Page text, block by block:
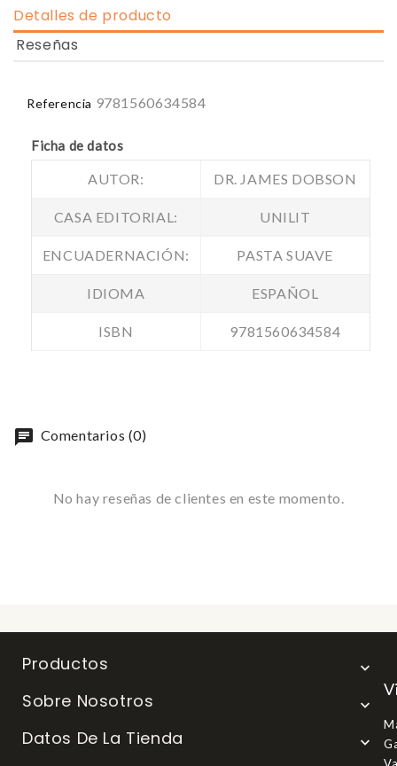
Detalles de producto
Reseñas
Referencia 9781560634584
Ficha de datos
AUTOR: DR. JAMES DOBSON
CASA EDITORIAL: UNILIT
ENCUADERNACIÓN: PASTA SUAVE
IDIOMA ESPAÑOL
ISBN 9781560634584
chat Comentarios (0)
No hay reseñas de clientes en este momento.
Productos 
Sobre Nosotros 
Datos De La Tienda 